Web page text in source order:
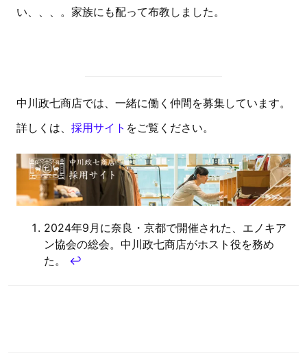
い、、、。家族にも配って布教しました。
中川政七商店では、一緒に働く仲間を募集しています。
詳しくは、 採用サイト をご覧ください。
2024年9月に奈良・京都で開催された、エノキア
ン協会の総会。中川政七商店がホスト役を務め
た。 ↩︎